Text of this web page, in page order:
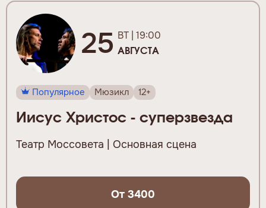
25 ВТ | 19:00
АВГУСТА
Популярное Мюзикл 12+
Иисус Христос - суперзвезда
Театр Моссовета | Основная сцена
От 3400